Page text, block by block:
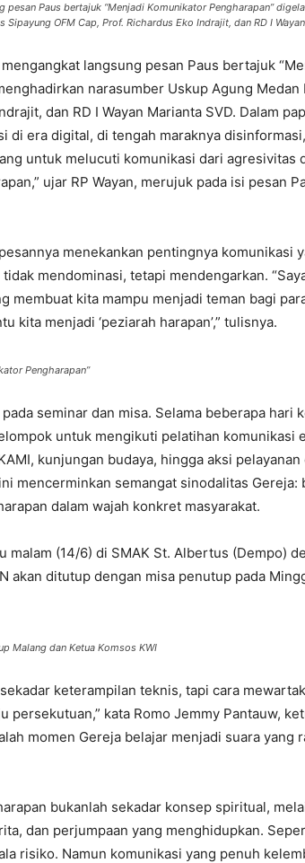
pesan Paus bertajuk “Menjadi Komunikator Pengharapan”
OFM Cap, Prof. Richardus Eko Indrajit, dan RD I
langsung pesan Paus bertajuk
narasumber Uskup Agung
dan RD I Wayan Marianta SVD. Dalam
di era digital, di tengah maraknya
untuk melucuti komunikasi dari agresivitas
ujar RP Wayan, merujuk pada isi pesan
menekankan pentingnya komunikasi
mendominasi, tetapi mendengarkan.
membuat kita mampu menjadi teman bagi
kita menjadi ‘peziarah harapan’,” tulisnya.
Pengharapan”
seminar dan misa. Selama beberapa hari
untuk mengikuti pelatihan komunikasi
kunjungan budaya, hingga aksi
mencerminkan semangat sinodalitas Gereja:
dalam wajah konkret masyarakat.
malam (14/6) di SMAK St. Albertus (Dempo)
akan ditutup dengan misa penutup pada
Malang dan Ketua Komsos KWI
keterampilan teknis, tapi cara
persekutuan,” kata Romo Jemmy Pantauw,
momen Gereja belajar menjadi suara yang
bukanlah sekadar konsep spiritual,
dan perjumpaan yang menghidupkan.
risiko. Namun komunikasi yang penuh